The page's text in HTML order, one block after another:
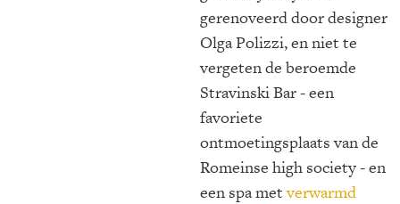
gerenoveerd door designer
Olga Polizzi, en niet te
vergeten de beroemde
Stravinski Bar - een
favoriete
ontmoetingsplaats van de
Romeinse high society - en
een spa metverwarmd